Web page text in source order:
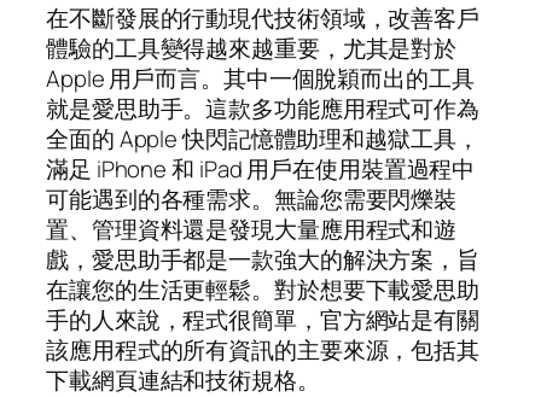
在不斷發展的行動現代技術領域，改善客戶
體驗的工具變得越來越重要，尤其是對於
Apple 用戶而言。其中一個脫穎而出的工具
就是愛思助手。這款多功能應用程式可作為
全面的 Apple 快閃記憶體助理和越獄工具，
滿足 iPhone 和 iPad 用戶在使用裝置過程中
可能遇到的各種需求。無論您需要閃爍裝
置、管理資料還是發現大量應用程式和遊
戲，愛思助手都是一款強大的解決方案，旨
在讓您的生活更輕鬆。對於想要下載愛思助
手的人來說，程式很簡單，官方網站是有關
該應用程式的所有資訊的主要來源，包括其
下載網頁連結和技術規格。